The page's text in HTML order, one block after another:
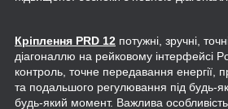
Кріплення PRD 12 потужні, зручні,
діагоналлю на рейковому інтерфейсі
контроль, точне передавання енергії,
та подальшого регулювання під будь-
будь-який момент. Важлива